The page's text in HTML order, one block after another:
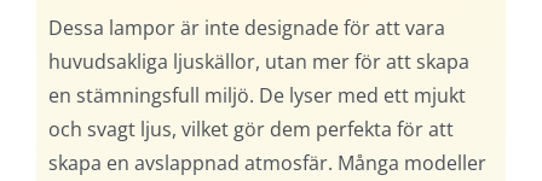
Dessa lampor är inte designade för att vara
huvudsakliga ljuskällor, utan mer för att skapa
en stämningsfull miljö. De lyser med ett mjukt
och svagt ljus, vilket gör dem perfekta för att
skapa en avslappnad atmosfär. Många modeller